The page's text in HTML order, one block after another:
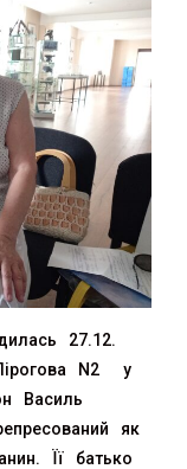
27.12.
N2 у
Василь
як
Її батько